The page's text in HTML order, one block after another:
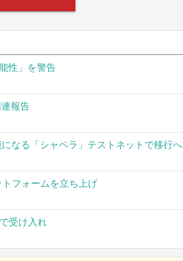
性」を警告
報告
なる「シャペラ」テストネットで移行へ
フォームを立ち上げ
受け入れ